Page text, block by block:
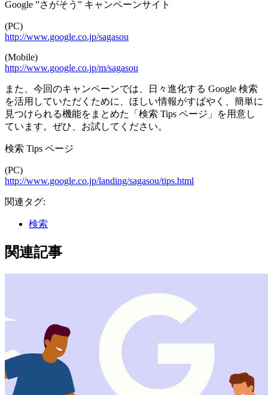
Google ”さがそう” キャンペーンサイト
(PC)
http://www.google.co.jp/sagasou
(Mobile)
http://www.google.co.jp/m/sagasou
また、今回のキャンペーンでは、日々進化する Google 検索
を活用していただくために、ほしい情報がすばやく、簡単に
見つけられる機能をまとめた「検索 Tips ページ」を用意し
ています。ぜひ、お試してください。
検索 Tips ページ
(PC)
http://www.google.co.jp/landing/sagasou/tips.html
関連タグ:
検索
関連記事